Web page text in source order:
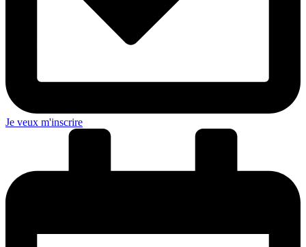
Je veux m'inscrire